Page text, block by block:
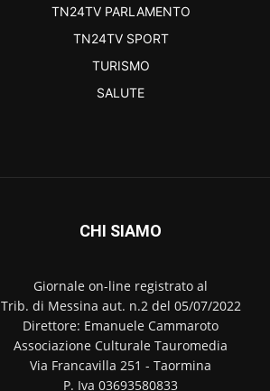
TN24TV PARLAMENTO
TN24TV SPORT
TURISMO
SALUTE
CHI SIAMO
Giornale on-line registrato al
Trib. di Messina aut. n.2 del 05/07/2022
Direttore: Emanuele Cammaroto
Associazione Culturale Tauromedia
Via Francavilla 251 - Taormina
P. Iva 03693580833